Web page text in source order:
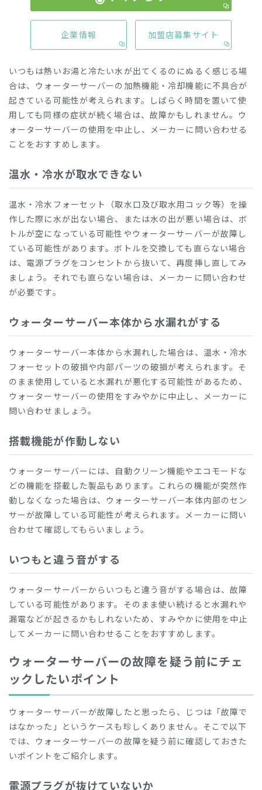
いつもと違う音がする
温水・冷水がぬるい
いつもは熱いお湯と冷たい水が出てくるのにぬるく感じる場
合は、ウォーターサーバーの加熱機能・冷却機能に不具合が
起きている可能性が考えられます。しばらく時間を置いて使
用しても同様の症状が続く場合は、故障かもしれません。ウ
ォーターサーバーの使用を中止し、メーカーに問い合わせる
ことをおすすめします。
温水・冷水が取水できない
温水・冷水フォーセット（取水口及び取水用コック等）を操
作した際に水が出ない場合、または水の出が悪い場合は、ボ
トルが空になっている可能性やウォーターサーバーが故障し
ている可能性があります。ボトルを交換しても直らない場合
は、電源プラグをコンセントから抜いて、再度挿し直してみ
ましょう。それでも直らない場合は、メーカーに問い合わせ
が必要です。
ウォーターサーバー本体から水漏れがする
ウォーターサーバー本体から水漏れした場合は、温水・冷水
フォーセットの破損や内部パーツの破損が考えられます。そ
のまま使用していると水漏れが悪化する可能性があるため、
ウォーターサーバーの使用をすみやかに中止し、メーカーに
問い合わせましょう。
搭載機能が作動しない
ウォーターサーバーには、自動クリーン機能やエコモードな
どの機能を搭載した製品もあります。これらの機能が突然作
動しなくなった場合は、ウォーターサーバー本体内部のセン
サーが故障している可能性が考えられます。メーカーに問い
合わせて確認してもらいましょう。
いつもと違う音がする
ウォーターサーバーからいつもと違う音がする場合は、故障
している可能性があります。そのまま使い続けると水漏れや
漏電などが起きるかもしれないため、すみやかに使用を中止
してメーカーに問い合わせることをおすすめします。
ウォーターサーバーの故障を疑う前にチェ
ックしたいポイント
ウォーターサーバーが故障したと思ったら、じつは「故障で
はなかった」というケースも珍しくありません。そこで以下
では、ウォーターサーバーの故障を疑う前に確認しておきた
いポイントをご紹介します。
電源プラグが抜けていないか
企業情報 加盟店募集サイト